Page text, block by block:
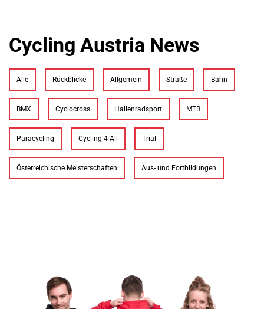
Cycling Austria News
Alle Rückblicke Allgemein Straße Bahn
BMX Cyclocross Hallenradsport MTB
Paracycling Cycling 4 All Trial
Österreichische Meisterschaften Aus- und Fortbildungen